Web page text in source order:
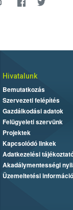
Hivatalunk
Bemutatkozás
Szervezeti felépítés
Gazdálkodási adatok
Felügyeleti szervünk
Projektek
Kapcsolódó linkek
Adatkezelési
Akadálymentességi
Üzemeltetési információ